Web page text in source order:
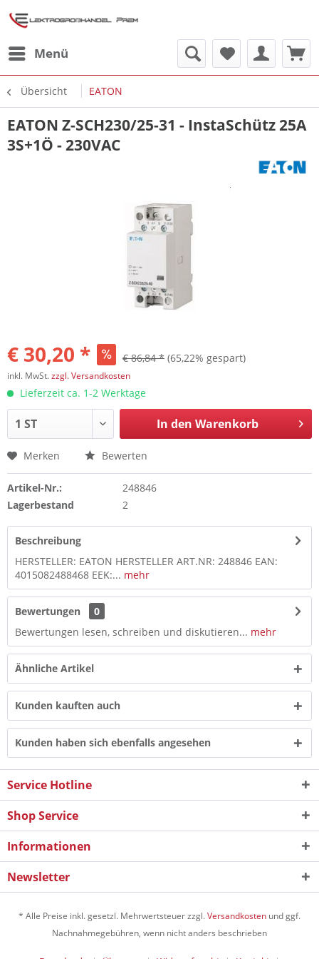
Menü
Übersicht EATON
EATON Z-SCH230/25-31 - InstaSchütz 25A
3S+1Ö - 230VAC
€ 30,20 * € 86,84 * (65,22% gespart)
inkl. MwSt.zzgl. Versandkosten
Lieferzeit ca. 1-2 Werktage
In den Warenkorb
Merken Bewerten
Artikel-Nr.:
248846
Lagerbestand
2
Beschreibung
HERSTELLER: EATON HERSTELLER ART.NR: 248846 EAN:
4015082488468 EEK:... mehr
Bewertungen
0
Bewertungen lesen, schreiben und diskutieren... mehr
Ähnliche Artikel
Kunden kauften auch
Kunden haben sich ebenfalls angesehen
Service Hotline
Shop Service
Informationen
Newsletter
* Alle Preise inkl. gesetzl. Mehrwertsteuer zzgl.Versandkosten und ggf.
Nachnahmegebühren, wenn nicht anders beschrieben